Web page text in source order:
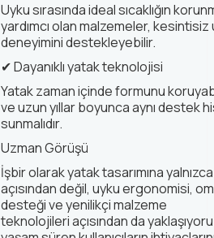
Uyku sırasında ideal sıcaklığın
yardımcı olan malzemeler, kesintisiz
deneyimini destekleyebilir.
✔Dayanıklı yatak teknolojisi
Yatak zaman içinde formunu
ve uzun yıllar boyunca aynı destek
sunmalıdır.
Uzman Görüşü
İşbir olarak yatak tasarımına
açısından değil, uyku ergonomisi,
desteğiveyenilikçi malzeme
teknolojileriaçısından da